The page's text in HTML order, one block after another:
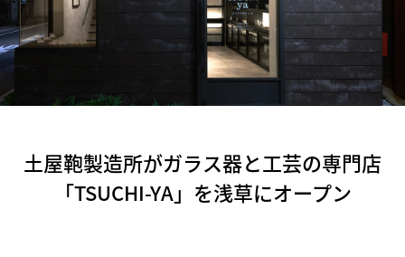
土屋鞄製造所がガラス器と工芸の専門店
「TSUCHI-YA」を浅草にオープン